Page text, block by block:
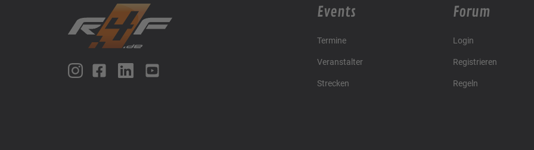
Events
Termine
Veranstalter
Strecken
Forum
Login
Registrieren
Regeln